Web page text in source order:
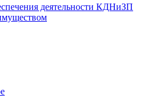
деятельности КДНиЗП